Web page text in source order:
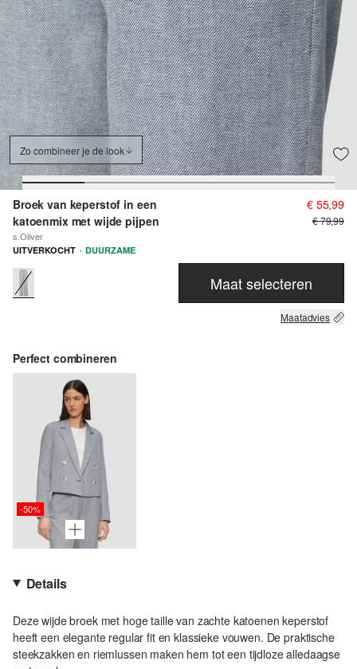
Zo combineer je de look
Broek van keperstof in een
katoenmix met wijde pijpen
s.Oliver
€ 55,99
€ 79,99
UITVERKOCHT · DUURZAME
Maat selecteren
Maatadvies
Perfect combineren
-50%
Details
Deze wijde broek met hoge taille van zachte katoenen keperstof
heeft een elegante regular fit en klassieke vouwen. De praktische
steekzakken en riemlussen maken hem tot een tijdloze alledaagse